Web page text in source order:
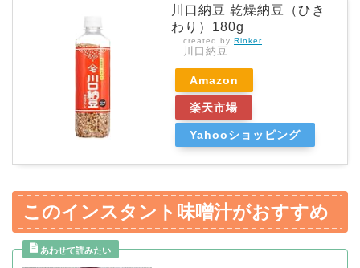
川口納豆 乾燥納豆（ひき
わり）180g
created by Rinker
川口納豆
Amazon
楽天市場
Yahooショッピング
このインスタント味噌汁がおすすめ